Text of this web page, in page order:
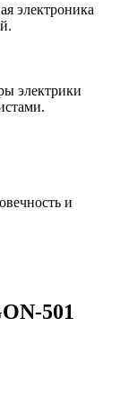
электроника
электрики
и
501